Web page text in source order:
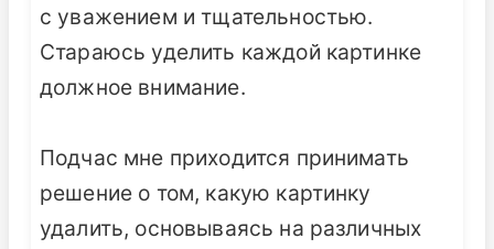
с уважением и тщательностью.
Стараюсь уделить каждой картинке
должное внимание.
Подчас мне приходится принимать
решение о том, какую картинку
удалить, основываясь на различных